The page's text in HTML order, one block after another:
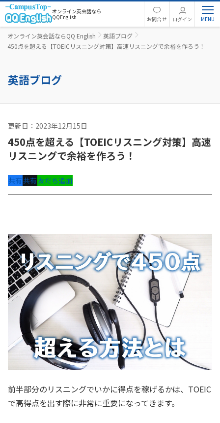
オンライン英会話なら
QQEnglish
お問合せ ログイン
オンライン英会話ならQQ English
英語ブログ
450点を超える【TOEICリスニング対策】高速リスニングで余裕を作ろう！
英語ブログ
更新日：2023年12月15日
450点を超える【TOEICリスニング対策】高速
リスニングで余裕を作ろう！
共有共有友だち追加
前半部分のリスニングでいかに得点を稼げるかは、TOEIC
で高得点を出す際に非常に重要になってきます。